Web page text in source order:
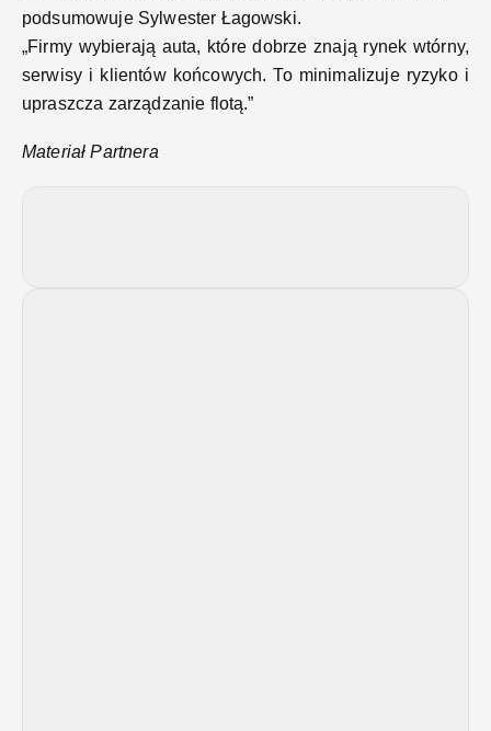
podsumowuje Sylwester Łagowski.
„Firmy wybierają auta, które dobrze znają rynek wtórny,
serwisy i klientów końcowych. To minimalizuje ryzyko i
upraszcza zarządzanie flotą.”
Materiał Partnera